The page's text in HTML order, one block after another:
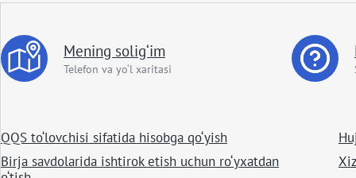
Mening solig‘im
Telefon va yo‘l xaritasi
QQS to‘lovchisi sifatida hisobga qo‘yish
Birja savdolarida ishtirok etish uchun ro‘yxatdan